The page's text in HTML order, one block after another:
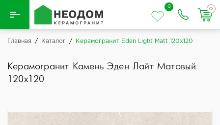
Назад
Керамическая плитка
0
0
Главная / Каталог / Керамогранит Eden Light Matt 120x120
Керамогранит Камень Эден Лайт Матовый
120x120